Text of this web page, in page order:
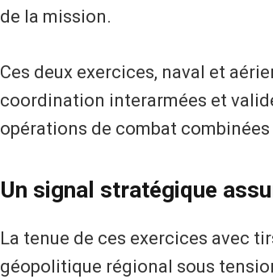
de la mission.
Ces deux exercices, naval et
coordination interarmées et
opérations de combat
Un signal stratégique
La tenue de ces exercices avec
géopolitique régional sous